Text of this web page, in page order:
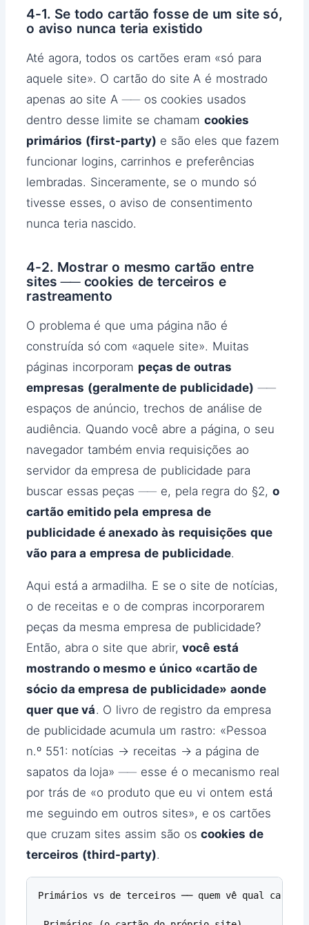
4-1. Se todo cartão fosse de um site só,
o aviso nunca teria existido
Até agora, todos os cartões eram «só para
aquele site». O cartão do site A é mostrado
apenas ao site A ── os cookies usados
dentro desse limite se chamam cookies
primários (first-party) e são eles que fazem
funcionar logins, carrinhos e preferências
lembradas. Sinceramente, se o mundo só
tivesse esses, o aviso de consentimento
nunca teria nascido.
4-2. Mostrar o mesmo cartão entre
sites ── cookies de terceiros e
rastreamento
O problema é que uma página não é
construída só com «aquele site». Muitas
páginas incorporam peças de outras
empresas (geralmente de publicidade) ──
espaços de anúncio, trechos de análise de
audiência. Quando você abre a página, o seu
navegador também envia requisições ao
servidor da empresa de publicidade para
buscar essas peças ── e, pela regra do §2, o
cartão emitido pela empresa de
publicidade é anexado às requisições que
vão para a empresa de publicidade.
Aqui está a armadilha. E se o site de notícias,
o de receitas e o de compras incorporarem
peças da mesma empresa de publicidade?
Então, abra o site que abrir,você está
mostrando o mesmo e único «cartão de
sócio da empresa de publicidade» aonde
quer que vá. O livro de registro da empresa
de publicidade acumula um rastro: «Pessoa
n.º 551: notícias → receitas → a página de
sapatos da loja» ── esse é o mecanismo real
por trás de «o produto que eu vi ontem está
me seguindo em outros sites», e os cartões
que cruzam sites assim são oscookies de
terceiros (third-party).
Primários vs de terceiros ── quem vê qual cartão